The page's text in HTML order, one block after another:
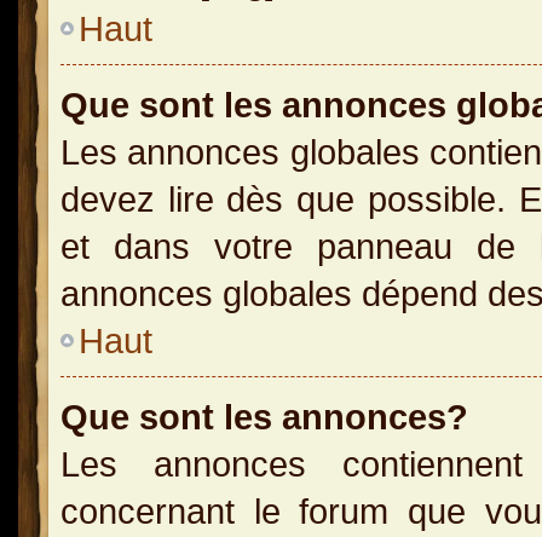
Haut
Que sont les annonces
Les annonces globales
devez lire dès que possible.
et dans votre panneau de
annonces globales dépend
Haut
Que sont les annonces?
Les annonces
concernant le forum que